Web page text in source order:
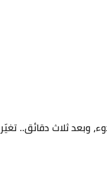
وبعد ثلاث دقائق.. تغيّر